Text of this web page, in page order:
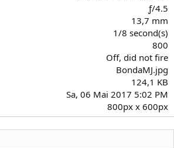
ƒ/4.5
13,7 mm
1/8 second(s)
800
Off, did not fire
BondaMJ.jpg
124,1 KB
Sa, 06 Mai 2017 5:02 PM
800px x 600px